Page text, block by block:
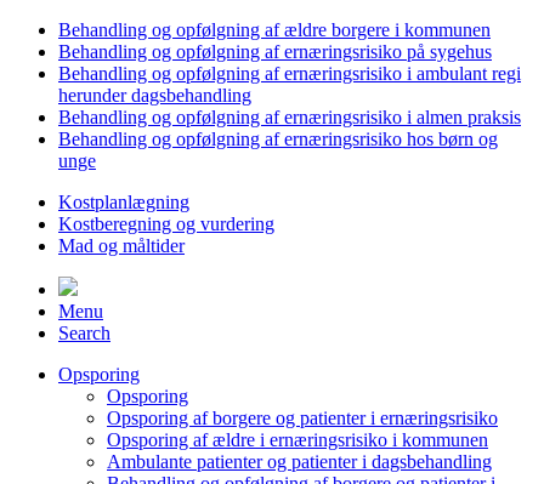
Behandling og opfølgning af ældre borgere i kommunen
Behandling og opfølgning af ernæringsrisiko på sygehus
Behandling og opfølgning af ernæringsrisiko i ambulant regi
herunder dagsbehandling
Behandling og opfølgning af ernæringsrisiko i almen praksis
Behandling og opfølgning af ernæringsrisiko hos børn og
unge
Kostplanlægning
Kostberegning og vurdering
Mad og måltider
Menu
Search
Opsporing
Opsporing
Opsporing af borgere og patienter i ernæringsrisiko
Opsporing af ældre i ernæringsrisiko i kommunen
Ambulante patienter og patienter i dagsbehandling